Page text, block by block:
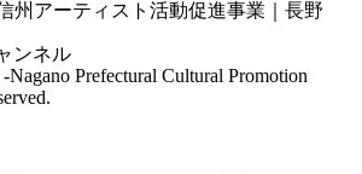
-Nagano Prefectural Cultural Promotion